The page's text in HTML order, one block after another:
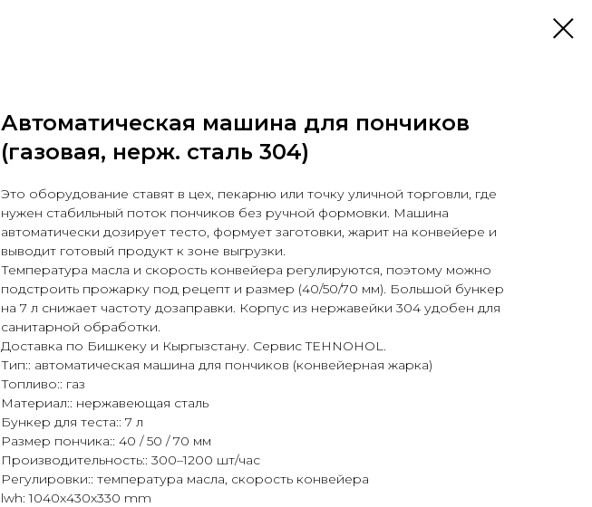
Автоматическая машина для пончиков
(газовая, нерж. сталь 304)
Это оборудование ставят в цех, пекарню или точку уличной торговли, где
нужен стабильный поток пончиков без ручной формовки. Машина
автоматически дозирует тесто, формует заготовки, жарит на конвейере и
выводит готовый продукт к зоне выгрузки.
Температура масла и скорость конвейера регулируются, поэтому можно
подстроить прожарку под рецепт и размер (40/50/70 мм). Большой бункер
на 7 л снижает частоту дозаправки. Корпус из нержавейки 304 удобен для
санитарной обработки.
Доставка по Бишкеку и Кыргызстану. Сервис TEHNOHOL.
Тип:: автоматическая машина для пончиков (конвейерная жарка)
Топливо:: газ
Материал:: нержавеющая сталь
Бункер для теста:: 7 л
Размер пончика:: 40 / 50 / 70 мм
Производительность:: 300–1200 шт/час
Регулировки:: температура масла, скорость конвейера
lwh: 1040x430x330 mm